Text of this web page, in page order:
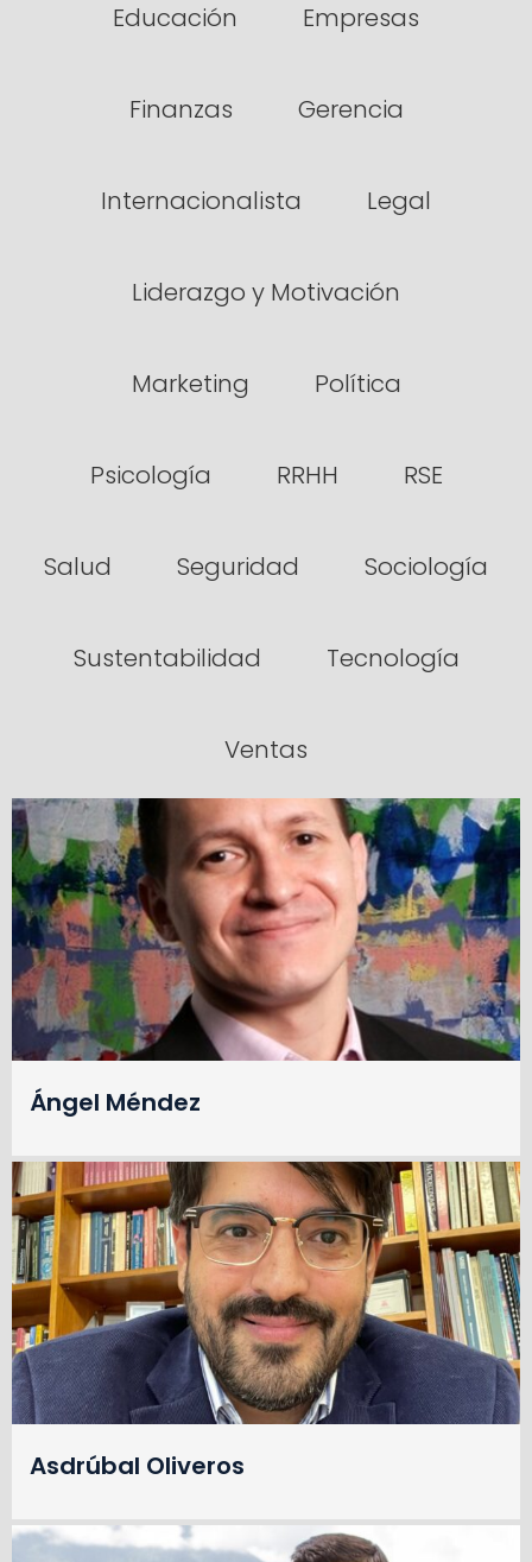
Educación Empresas
Finanzas Gerencia
Internacionalista Legal
Liderazgo y Motivación
Marketing Política
Psicología RRHH RSE
Salud Seguridad Sociología
Sustentabilidad Tecnología
Ventas
Ángel Méndez
Asdrúbal Oliveros